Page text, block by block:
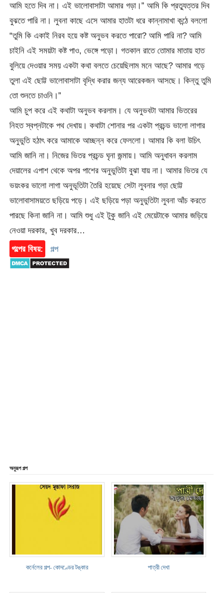
আমি হতে দিব না। এই ভালোবাসাটা আমার গড়া।” আমি কি প্রত্যুত্তর দিব
বুঝতে পারি না। লুবনা কাছে এসে আমার হাতটা ধরে কান্নামাখা কন্ঠে বললো
“তুমি কি একাই নিরব হয়ে কষ্ট অনুভব করতে পারো? আমি পারি না? আমি
চাইনি এই সময়টা কষ্ট পাও, ভেঙ্গে পড়ো। গতকাল রাতে তোমার মাতায় হাত
বুলিয়ে দেওয়ার সময় একটা কথা বলতে চেয়েছিলাম মনে আছে? আমার গড়ে
তুলা এই ছোট্ট ভালোবাসাটা বৃদ্ধি করার জন্য আরেকজন আসছে। কিন্তু তুমি
তো শুনতে চাওনি।”
আমি চুপ করে এই কথাটা অনুভব করলাম। যে অনুভবটা আমার ভিতরের
নিহত স্বপ্নটাকে পথ দেখায়। কথাটা শোনার পর একটা প্রচন্ড ভালো লাগার
অনুভুতি হঠাৎ করে আমাকে আচ্ছন্ন করে ফেললো। আমার কি বলা উচিৎ
আমি জানি না। নিজের ভিতর প্রচন্ড ঘৃনা জন্মায়। আমি অনুধাবন করলাম
দেয়ালের এপাশ থেকে অপর পাশের অনুভুতিটা বুঝা যায় না। আমার ভিতর যে
ভয়ংকর ভালো লাগা অনুভূতিটা তৈরি হয়েছে সেটা লুবনার গড়া ছোট্ট
ভালোবাসাময়তে ছড়িয়ে পড়ে। এই ছড়িয়ে পড়া অনুভুতিটা লুবনা আঁচ করতে
পারছে কিনা জানি না। আমি শুধু এই টুকু জানি এই মেয়েটাকে আমার জড়িয়ে
নেওয়া দরকার, খুব দরকার…
গল্পের বিষয়:
গল্প
অনুরূপ গল্প
কর্নেলের গল্প- কোদণ্ডের টঙ্কার পাত্রী দেখা